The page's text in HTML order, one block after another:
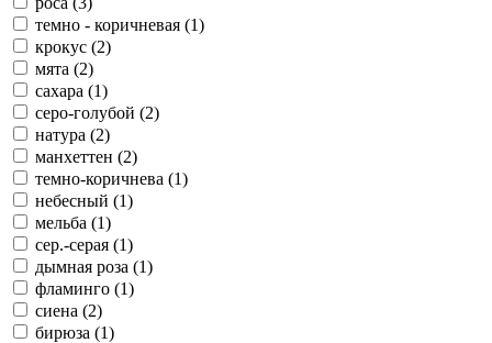
темно - коричневая (1)
крокус (2)
мята (2)
сахара (1)
серо-голубой (2)
натура (2)
манхеттен (2)
темно-коричнева (1)
небесный (1)
мельба (1)
сер.-серая (1)
дымная роза (1)
фламинго (1)
сиена (2)
бирюза (1)